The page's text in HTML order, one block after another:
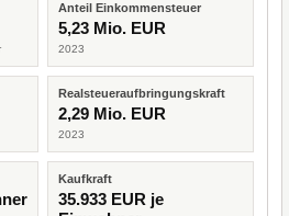
Anteil Einkommensteuer
5,23 Mio. EUR
2023
Realsteueraufbringungskraft
2,29 Mio. EUR
2023
Kaufkraft
35.933 EUR je